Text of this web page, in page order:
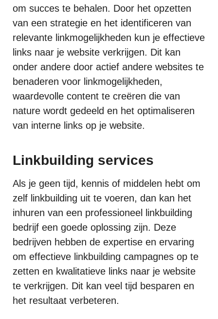
om succes te behalen. Door het opzetten
van een strategie en het identificeren van
relevante linkmogelijkheden kun je effectieve
links naar je website verkrijgen. Dit kan
onder andere door actief andere websites te
benaderen voor linkmogelijkheden,
waardevolle content te creëren die van
nature wordt gedeeld en het optimaliseren
van interne links op je website.
Linkbuilding services
Als je geen tijd, kennis of middelen hebt om
zelf linkbuilding uit te voeren, dan kan het
inhuren van een professioneel linkbuilding
bedrijf een goede oplossing zijn. Deze
bedrijven hebben de expertise en ervaring
om effectieve linkbuilding campagnes op te
zetten en kwalitatieve links naar je website
te verkrijgen. Dit kan veel tijd besparen en
het resultaat verbeteren.